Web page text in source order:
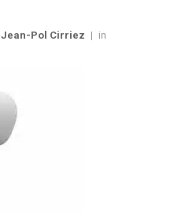
Jean-Pol Cirriez in